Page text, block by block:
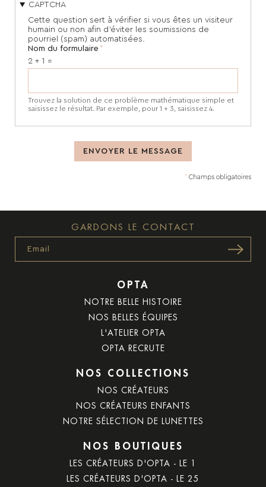
CAPTCHA
Cette question sert à vérifier si vous êtes un visiteur
humain ou non afin d'éviter les soumissions de
pourriel (spam) automatisées.
Nom du formulaire
2 + 1 =
Trouvez la solution de ce problème mathématique simple et
saisissez le résultat. Par exemple, pour 1 + 3, saisissez 4.
Champs obligatoires
OPTA
NOTRE BELLE HISTOIRE
NOS BELLES ÉQUIPES
L'ATELIER OPTA
OPTA RECRUTE
NOS COLLECTIONS
NOS CRÉATEURS
NOS CRÉATEURS ENFANTS
NOTRE SÉLECTION DE LUNETTES
NOS BOUTIQUES
LES CRÉATEURS D'OPTA - LE 1
LES CRÉATEURS D'OPTA - LE 25
GARDONS LE CONTACT